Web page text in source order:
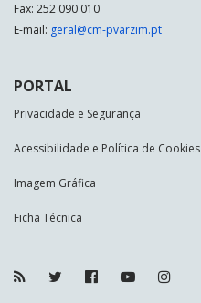
Fax: 252 090 010
E-mail: geral@cm-pvarzim.pt
PORTAL
Privacidade e Segurança
Acessibilidade e Política de Cookies
Imagem Gráfica
Ficha Técnica